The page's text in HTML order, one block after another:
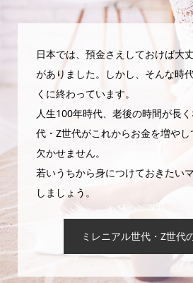
日本では、預金さえしておけば大
がありました。しかし、そんな時
くに終わっています。
人生100年時代、老後の時間が長
代・Z世代がこれからお金を増や
欠かせません。
若いうちから身につけておきたい
しましょう。
ミレニアル世代・Z世代